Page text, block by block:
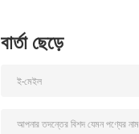
বার্তা ছেড়ে